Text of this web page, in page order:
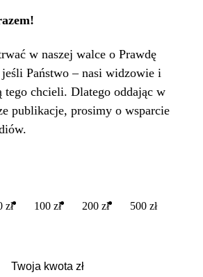
w naszej walce o Prawdę
jeśli Państwo – nasi widzowie i
tego chcieli. Dlatego oddając w
publikacje, prosimy o wsparcie
zł 100 zł 200 zł 500 zł